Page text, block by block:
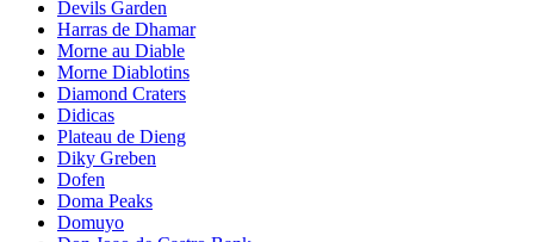
Devils Garden
Harras de Dhamar
Morne au Diable
Morne Diablotins
Diamond Craters
Didicas
Plateau de Dieng
Diky Greben
Dofen
Doma Peaks
Domuyo